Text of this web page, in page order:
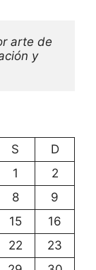
arte de
y
S
D
1
2
8
9
15
16
22
23